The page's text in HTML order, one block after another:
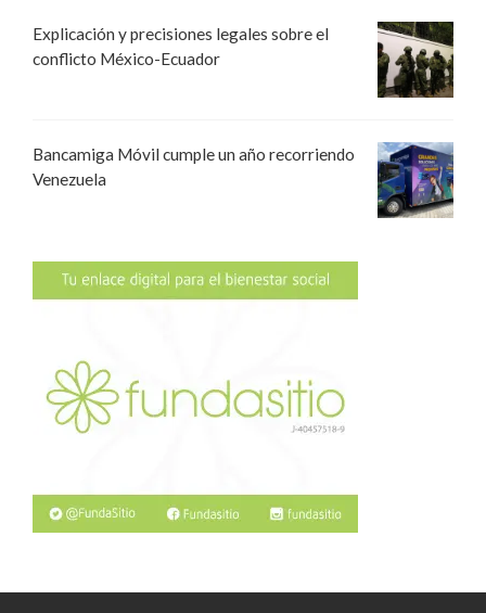
Explicación y precisiones legales sobre el
conflicto México-Ecuador
Bancamiga Móvil cumple un año recorriendo
Venezuela